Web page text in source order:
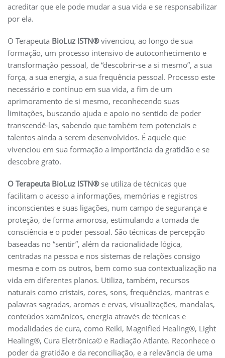
acreditar que ele pode mudar a sua vida e se responsabilizar
por ela.
O Terapeuta BioLuz ISTN®vivenciou, ao longo de sua
formação, um processo intensivo de autoconhecimento e
transformação pessoal, de “descobrir-se a si mesmo”, a sua
força, a sua energia, a sua frequência pessoal. Processo este
necessário e contínuo em sua vida, a fim de um
aprimoramento de si mesmo, reconhecendo suas
limitações, buscando ajuda e apoio no sentido de poder
transcendê-las, sabendo que também tem potenciais e
talentos ainda a serem desenvolvidos. É aquele que
vivenciou em sua formação a importância da gratidão e se
descobre grato.
O Terapeuta BioLuz ISTN®se utiliza de técnicas que
facilitam o acesso a informações, memórias e registros
inconscientes e suas ligações, num campo de segurança e
proteção, de forma amorosa, estimulando a tomada de
consciência e o poder pessoal. São técnicas de percepção
baseadas no “sentir”, além da racionalidade lógica,
centradas na pessoa e nos sistemas de relações consigo
mesma e com os outros, bem como sua contextualização na
vida em diferentes planos. Utiliza, também, recursos
naturais como cristais, cores, sons, frequências, mantras e
palavras sagradas, aromas e ervas, visualizações, mandalas,
conteúdos xamânicos, energia através de técnicas e
modalidades de cura, como Reiki, Magnified Healing®, Light
Healing®, Cura Eletrônica© e Radiação Atlante. Reconhece o
poder da gratidão e da reconciliação, e a relevância de uma